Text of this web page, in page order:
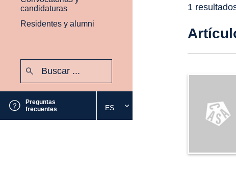
candidaturas
Residentes y alumni
Preguntas
frecuentes
Seleccione
el
ES
1